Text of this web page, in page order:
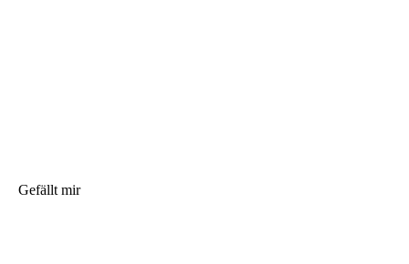
Gefällt mir